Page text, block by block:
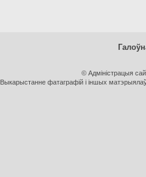
© Адміністрацыя
Выкарыстанне фатаграфій і іншых